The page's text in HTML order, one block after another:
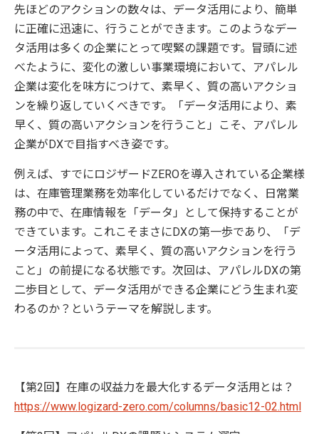
先ほどのアクションの数々は、データ活用により、簡単
に正確に迅速に、行うことができます。このようなデー
タ活用は多くの企業にとって喫緊の課題です。冒頭に述
べたように、変化の激しい事業環境において、アパレル
企業は変化を味方につけて、素早く、質の高いアクショ
ンを繰り返していくべきです。「データ活用により、素
早く、質の高いアクションを行うこと」こそ、アパレル
企業がDXで目指すべき姿です。
例えば、すでにロジザードZEROを導入されている企業様
は、在庫管理業務を効率化しているだけでなく、日常業
務の中で、在庫情報を「データ」として保持することが
できています。これこそまさにDXの第一歩であり、「デ
ータ活用によって、素早く、質の高いアクションを行う
こと」の前提になる状態です。次回は、アパレルDXの第
二歩目として、データ活用ができる企業にどう生まれ変
わるのか？というテーマを解説します。
【第2回】在庫の収益力を最大化するデータ活用とは？
https://www.logizard-zero.com/columns/basic12-02.html